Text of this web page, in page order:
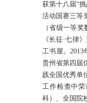
获第十八届“
活动国赛三等
（省级一等
《长征·七律
工书屋。2013
贵州省第四届
践全国优秀单
工作检查中荣
科）、全国院